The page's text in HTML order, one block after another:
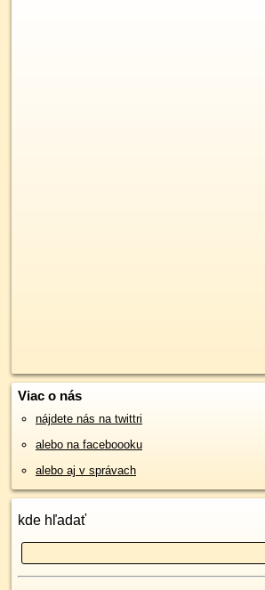
Viac o nás
nájdete nás na twittri
alebo na faceboooku
alebo aj v správach
kde hľadať